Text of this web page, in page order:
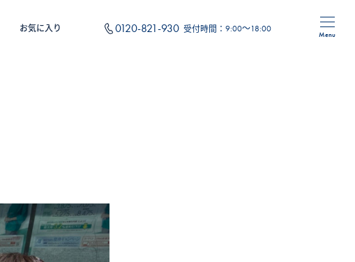
お気に入り 0120-821-930 受付時間： 9:00～18:00
Menu